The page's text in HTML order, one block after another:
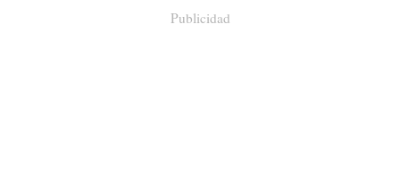
Publicidad